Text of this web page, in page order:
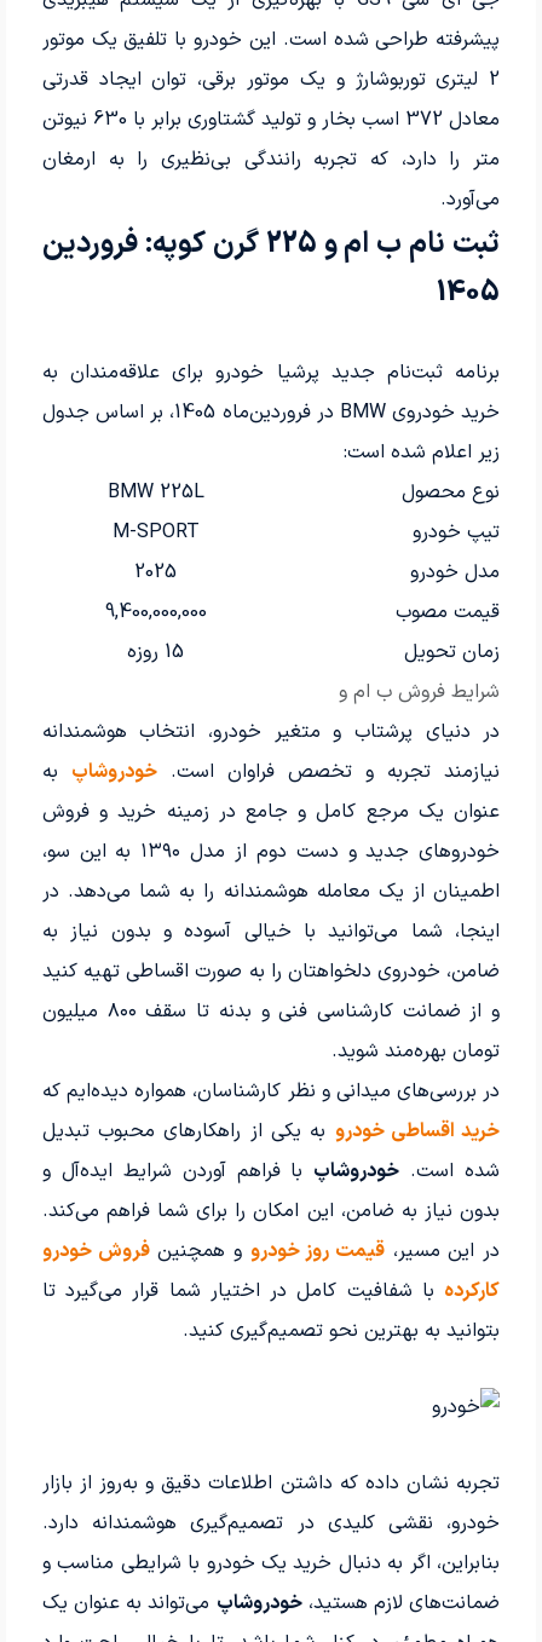
پیشرفته طراحی شده است. این خودرو با تلفیق یک موتور
2 لیتری توربوشارژ و یک موتور برقی، توان ایجاد قدرتی
معادل 372 اسب بخار و تولید گشتاوری برابر با 630 نیوتن
متر را دارد، که تجربه رانندگی بی‌نظیری را به ارمغان
می‌آورد.
ثبت نام ب ام و 225 گرن کوپه: فروردین
1405
برنامه ثبت‌نام جدید پرشیا خودرو برای علاقه‌مندان به
خرید خودروی BMW در فروردین‌ماه 1405، بر اساس جدول
زیر اعلام شده است:
شرایط فروش ب ام و
نوع محصول
BMW 225L
تیپ خودرو
M-SPORT
مدل خودرو
2025
قیمت مصوب
9,400,000,000
زمان تحویل
15 روزه
در دنیای پرشتاب و متغیر خودرو، انتخاب هوشمندانه
نیازمند تجربه و تخصص فراوان است.خودروشاپ به
عنوان یک مرجع کامل و جامع در زمینه خرید و فروش
خودروهای جدید و دست دوم از مدل ۱۳۹۰ به این سو،
اطمینان از یک معامله هوشمندانه را به شما می‌دهد. در
اینجا، شما می‌توانید با خیالی آسوده و بدون نیاز به
ضامن، خودروی دلخواهتان را به صورت اقساطی تهیه کنید
و از ضمانت کارشناسی فنی و بدنه تا سقف ۸۰۰ میلیون
تومان بهره‌مند شوید.
در بررسی‌های میدانی و نظر کارشناسان، همواره دیده‌ایم که
خرید اقساطی خودرو به یکی از راهکارهای محبوب تبدیل
شده است. خودروشاپ با فراهم آوردن شرایط ایده‌آل و
بدون نیاز به ضامن، این امکان را برای شما فراهم می‌کند.
در این مسیر، قیمت روز خودرو و همچنینفروش خودرو
کارکرده با شفافیت کامل در اختیار شما قرار می‌گیرد تا
بتوانید به بهترین نحو تصمیم‌گیری کنید.
تجربه نشان داده که داشتن اطلاعات دقیق و به‌روز از بازار
خودرو، نقشی کلیدی در تصمیم‌گیری هوشمندانه دارد.
بنابراین، اگر به دنبال خرید یک خودرو با شرایطی مناسب و
ضمانت‌های لازم هستید،خودروشاپ می‌تواند به عنوان یک